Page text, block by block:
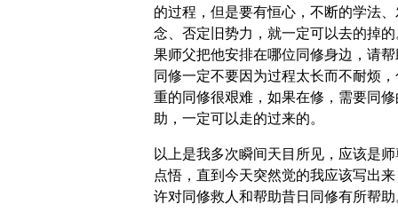
的过程，但是要有恒心，不断的学法、
念、否定旧势力，就一定可以去的掉的
果师父把他安排在哪位同修身边，请帮
同修一定不要因为过程太长而不耐烦
重的同修很艰难，如果在修，需要同修
助，一定可以走的过来的。
以上是我多次瞬间天目所见，应该是
点悟，直到今天突然觉的我应该写出
许对同修救人和帮助昔日同修有所帮助